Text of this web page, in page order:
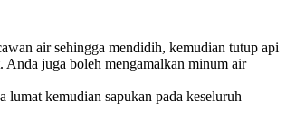
air sehingga mendidih, kemudian tutup api
Anda juga boleh mengamalkan minum air
kemudian sapukan pada keseluruh